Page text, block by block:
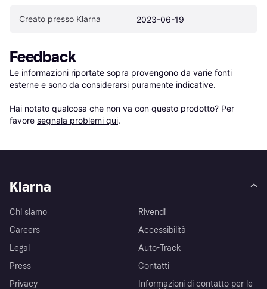
Creato presso Klarna 2023-06-19
Feedback
Le informazioni riportate sopra provengono da varie fonti
esterne e sono da considerarsi puramente indicative.
Hai notato qualcosa che non va con questo prodotto? Per
favore segnala problemi qui.
Klarna
Chi siamo
Careers
Legal
Press
Privacy
Rivendi
Accessibilità
Auto-Track
Contatti
Informazioni di contatto per le